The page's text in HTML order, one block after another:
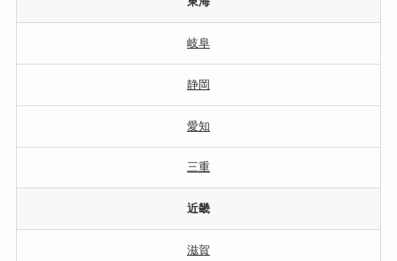
岐阜
静岡
愛知
三重
近畿
滋賀